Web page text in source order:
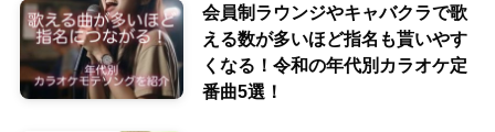
会員制ラウンジやキャバクラで歌
える数が多いほど指名も貰いやす
くなる！令和の年代別カラオケ定
番曲5選！